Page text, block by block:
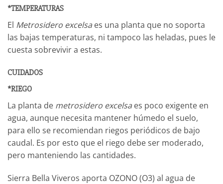
*TEMPERATURAS
El Metrosidero excelsa es una planta que no soporta
las bajas temperaturas, ni tampoco las heladas, pues le
cuesta sobrevivir a estas.
CUIDADOS
*RIEGO
La planta de metrosidero excelsa es poco exigente en
agua, aunque necesita mantener húmedo el suelo,
para ello se recomiendan riegos periódicos de bajo
caudal. Es por esto que el riego debe ser moderado,
pero manteniendo las cantidades.
Sierra Bella Viveros aporta OZONO (O3) al agua de